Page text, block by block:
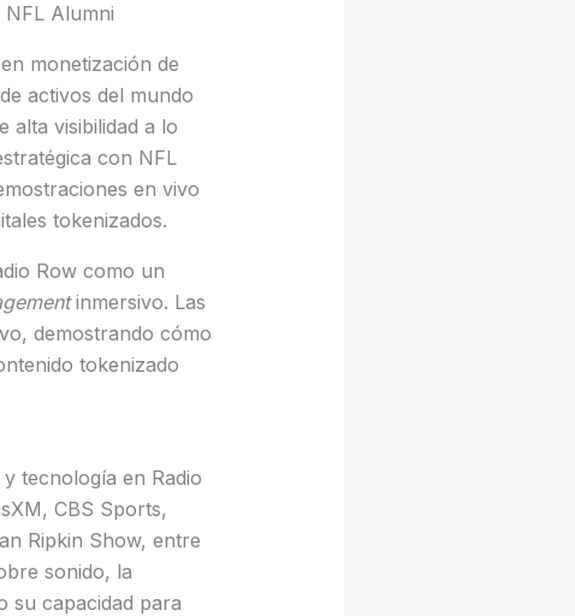
NFL Alumni
monetización de
activos del mundo
alta visibilidad a lo
con NFL
en vivo
tokenizados.
Row como un
inmersivo. Las
demostrando cómo
tokenizado
tecnología en Radio
CBS Sports,
Ripkin Show, entre
sonido, la
su capacidad para